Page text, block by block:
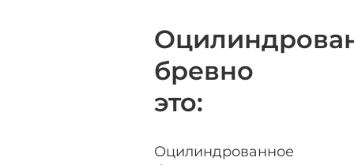
бревно
это:
Оцилиндрованное